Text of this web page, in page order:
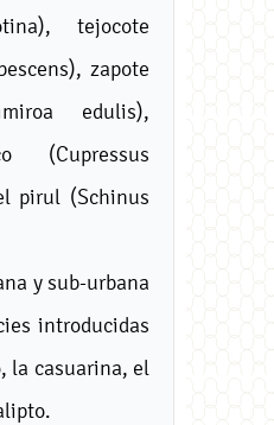
tejocote
zapote
edulis),
(Cupressus
pirul (Schinus
y sub-urbana
introducidas
la casuarina, el